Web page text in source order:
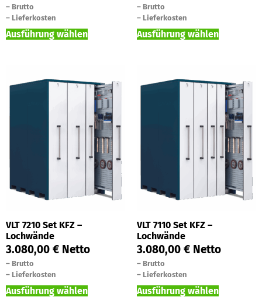
– Brutto
– Lieferkosten
Ausführung wählen
– Brutto
– Lieferkosten
Ausführung wählen
VLT 7210 Set KFZ –
Lochwände
3.080,00 € Netto
– Brutto
– Lieferkosten
Ausführung wählen
VLT 7110 Set KFZ –
Lochwände
3.080,00 € Netto
– Brutto
– Lieferkosten
Ausführung wählen